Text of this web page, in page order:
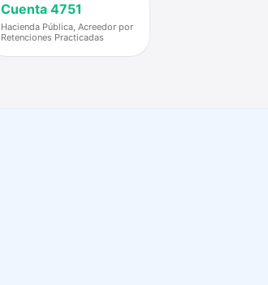
Cuenta 4751
Hacienda Pública, Acreedor por
Retenciones Practicadas